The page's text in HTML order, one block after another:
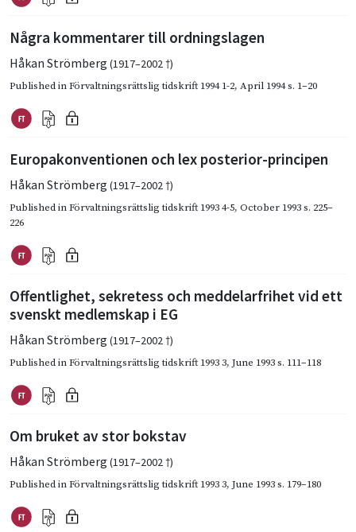
Några kommentarer till ordningslagen
Håkan Strömberg (1917–2002 †)
Published inFörvaltningsrättslig tidskrift 1994 1-2, April 1994s. 1–20
Europakonventionen och lex posterior-principen
Håkan Strömberg (1917–2002 †)
Published inFörvaltningsrättslig tidskrift 1993 4-5, October 1993s. 225–
226
Offentlighet, sekretess och meddelarfrihet vid ett
svenskt medlemskap i EG
Håkan Strömberg (1917–2002 †)
Published inFörvaltningsrättslig tidskrift 1993 3, June 1993s. 111–118
Om bruket av stor bokstav
Håkan Strömberg (1917–2002 †)
Published inFörvaltningsrättslig tidskrift 1993 3, June 1993s. 179–180